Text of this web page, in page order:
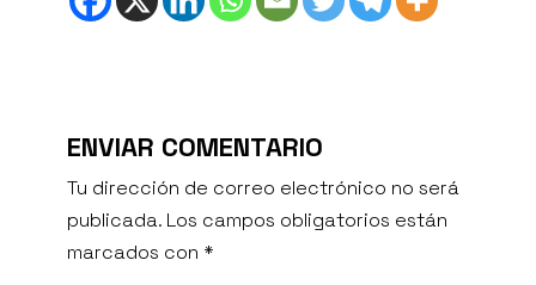
ENVIAR COMENTARIO
Tu dirección de correo electrónico no será
publicada. Los campos obligatorios están
marcados con *